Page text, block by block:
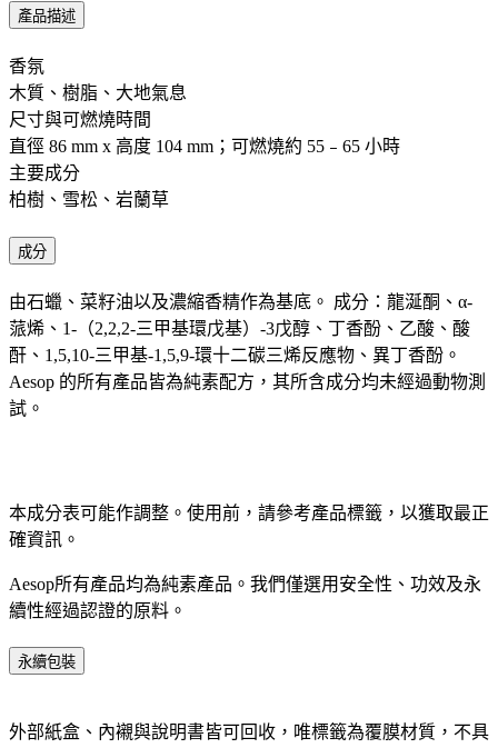
產品描述
香氛 ​ ​
木質、樹脂、大地氣息
尺寸與可燃燒時間 ​
直徑 86 mm x 高度 104 mm；可燃燒約 55﹣65 小時
主要成分 ​
柏樹、雪松、岩蘭草
成分
由石蠟、菜籽油以及濃縮香精作為基底。 成分：龍涎酮、α-
蒎烯、1-（2,2,2-三甲基環戊基）-3戊醇、丁香酚、乙酸、酸
酐、1,5,10-三甲基-1,5,9-環十二碳三烯反應物、異丁香酚。
Aesop 的所有產品皆為純素配方，其所含成分均未經過動物測
試。
本成分表可能作調整。使用前，請參考產品標籤，以獲取最正
確資訊。​
Aesop所有產品均為純素產品。我們僅選用安全性、功效及永
續性經過認證的原料。​
永續包裝
外部紙盒、內襯與說明書皆可回收，唯標籤為覆膜材質，不具